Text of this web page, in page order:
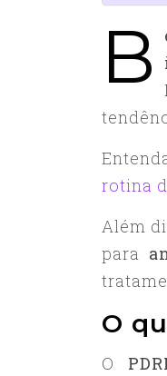
B
rotina
Além
para
O
O